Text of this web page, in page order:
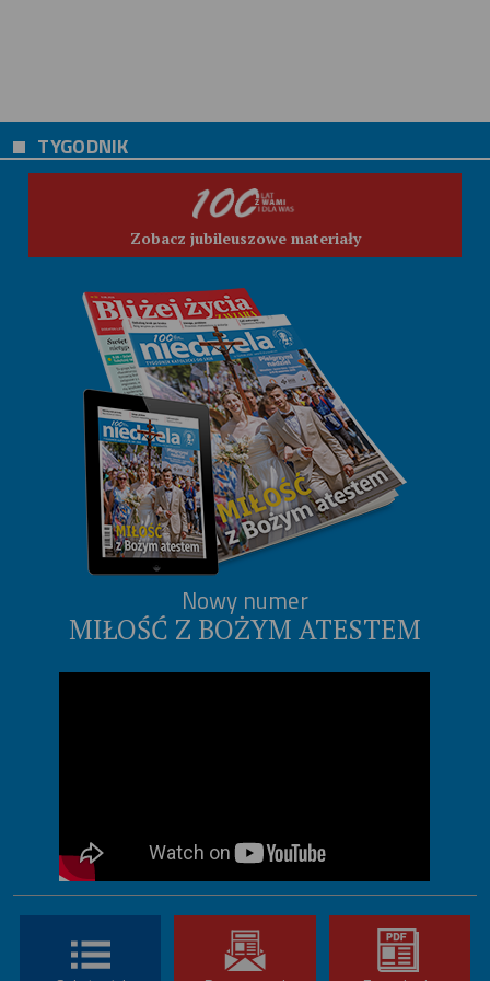
TYGODNIK
Zobacz jubileuszowe materiały
Nowy numer
MIŁOŚĆ Z BOŻYM ATESTEM